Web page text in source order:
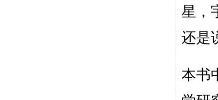
星，
还是
本书